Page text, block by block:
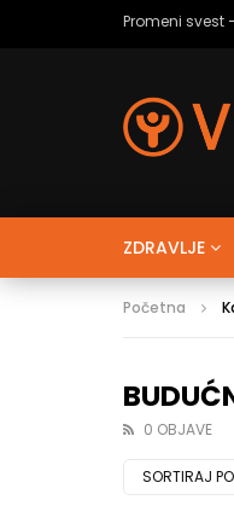
Ja tako volim
ZDRAVLJE
Početna
0 OBJAVE
SORTIRAJ